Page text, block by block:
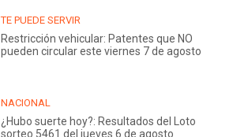
TE PUEDE SERVIR
Restricción vehicular: Patentes que NO
pueden circular este viernes 7 de agosto
NACIONAL
¿Hubo suerte hoy?: Resultados del Loto
sorteo 5461 del jueves 6 de agosto